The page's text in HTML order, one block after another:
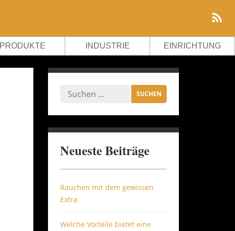
PRODUKTE INDUSTRIE EINRICHTUNG
Neueste Beiträge
Rauchen mit dem gewissen
Extra
Welche Vorteile bietet eine